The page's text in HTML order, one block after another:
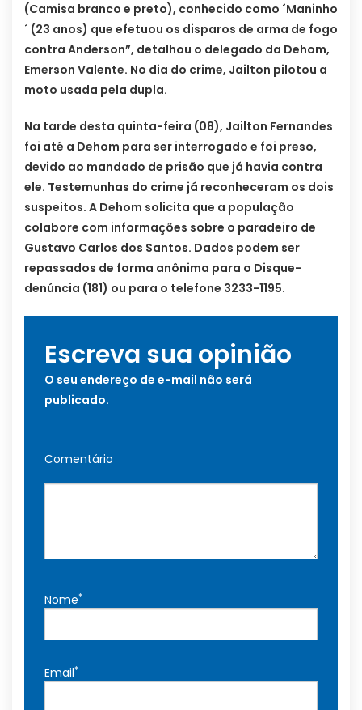
(Camisa branco e preto), conhecido como ´Maninho
´ (23 anos) que efetuou os disparos de arma de fogo
contra Anderson”, detalhou o delegado da Dehom,
Emerson Valente. No dia do crime, Jailton pilotou a
moto usada pela dupla.
Na tarde desta quinta-feira (08), Jailton Fernandes
foi até a Dehom para ser interrogado e foi preso,
devido ao mandado de prisão que já havia contra
ele. Testemunhas do crime já reconheceram os dois
suspeitos. A Dehom solicita que a população
colabore com informações sobre o paradeiro de
Gustavo Carlos dos Santos. Dados podem ser
repassados de forma anônima para o Disque-
denúncia (181) ou para o telefone 3233-1195.
Escreva sua opinião
O seu endereço de e-mail não será
publicado.
Comentário
Nome*
Email*